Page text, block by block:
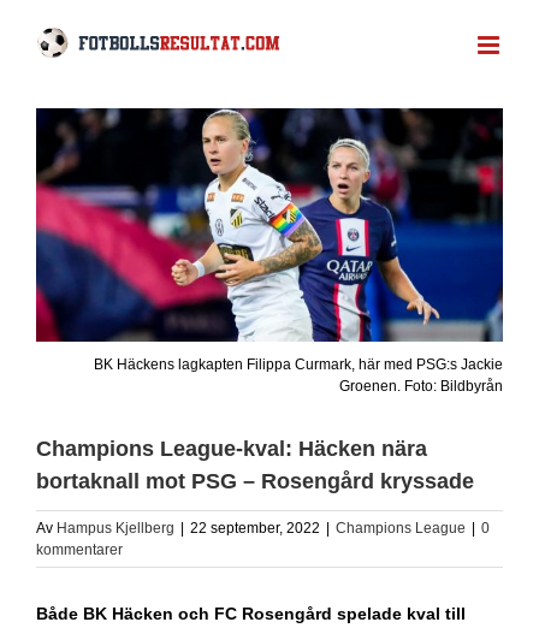
innehållet
BK Häckens lagkapten Filippa Curmark, här med PSG:s Jackie
Groenen. Foto: Bildbyrån
Champions League-kval: Häcken nära
bortaknall mot PSG – Rosengård kryssade
Av Hampus Kjellberg 22 september, 2022 Champions League
0
kommentarer
Både BK Häcken och FC Rosengård spelade kval till